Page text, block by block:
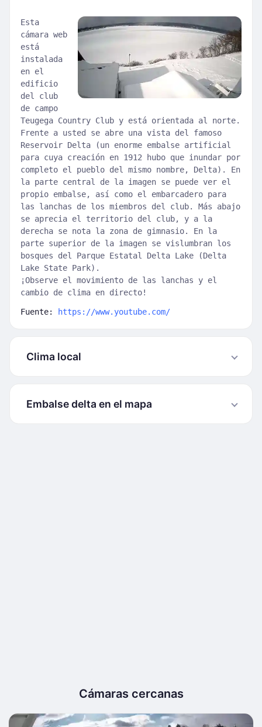
Esta
cámara web
está
instalada
en el
edificio
del club
de campo
Teugega Country Club y está orientada al norte.
Frente a usted se abre una vista del famoso
Reservoir Delta (un enorme embalse artificial
para cuya creación en 1912 hubo que inundar por
completo el pueblo del mismo nombre, Delta). En
la parte central de la imagen se puede ver el
propio embalse, así como el embarcadero para
las lanchas de los miembros del club. Más abajo
se aprecia el territorio del club, y a la
derecha se nota la zona de gimnasio. En la
parte superior de la imagen se vislumbran los
bosques del Parque Estatal Delta Lake (Delta
Lake State Park).
¡Observe el movimiento de las lanchas y el
cambio de clima en directo!
Fuente: https://www.youtube.com/
Clima local
Embalse delta en el mapa
Cámaras cercanas